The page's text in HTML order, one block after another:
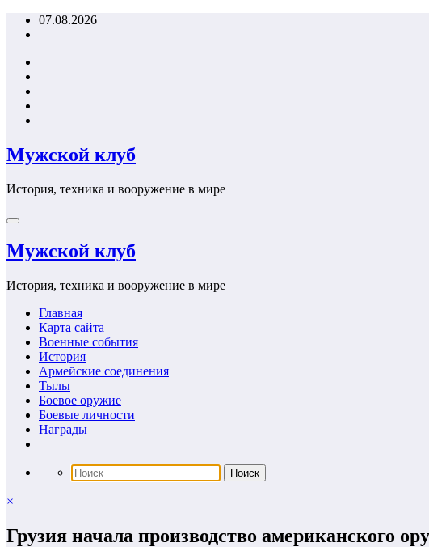
Перейти07.08.2026
Мужской клуб
История, техника и вооружение в мире
Мужской клуб
История, техника и вооружение в мире
Главная
Карта сайта
Военные события
История
Армейские соединения
Тылы
Боевое оружие
Боевые личности
Награды
×
Грузия начала производство американского